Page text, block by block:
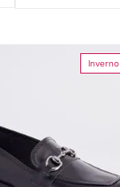
– R$ 230,00
Inverno